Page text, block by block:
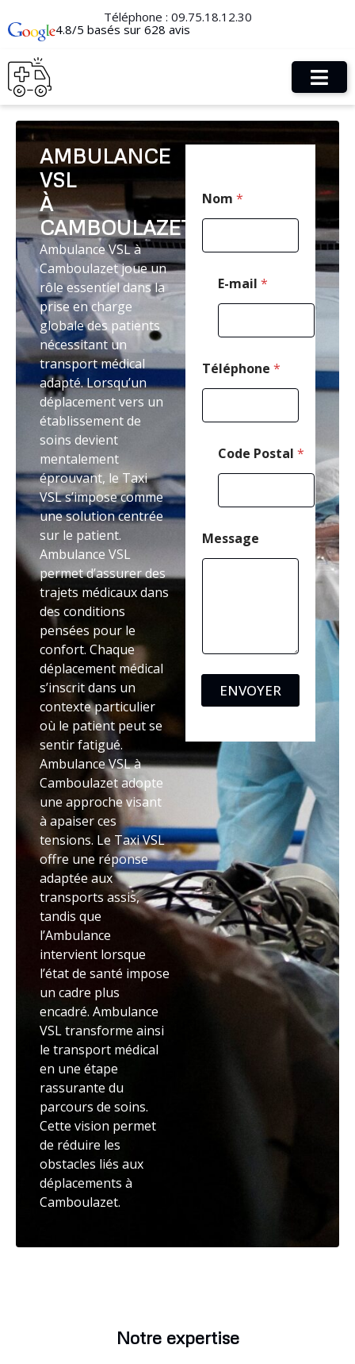
Téléphone : 09.75.18.12.30
4.8/5 basés sur 628 avis
AMBULANCE
VSL
À
CAMBOULAZET
Ambulance VSL à
Camboulazet joue un
rôle essentiel dans la
prise en charge
globale des patients
nécessitant un
transport médical
adapté. Lorsqu’un
déplacement vers un
établissement de
soins devient
mentalement
éprouvant, le Taxi
VSL s’impose comme
une solution centrée
sur le patient.
Ambulance VSL
permet d’assurer des
trajets médicaux dans
des conditions
pensées pour le
confort. Chaque
déplacement médical
s’inscrit dans un
contexte particulier
où le patient peut se
sentir fatigué.
Ambulance VSL à
Camboulazet adopte
une approche visant
à apaiser ces
tensions. Le Taxi VSL
offre une réponse
adaptée aux
transports assis,
tandis que
l’Ambulance
intervient lorsque
l’état de santé impose
un cadre plus
encadré. Ambulance
VSL transforme ainsi
le transport médical
en une étape
rassurante du
parcours de soins.
Cette vision permet
de réduire les
obstacles liés aux
déplacements à
Camboulazet.
Nom *
E-mail *
Téléphone *
*
T
é
l
é
p
h
o
n
e
Code Postal *
Message
ENVOYER
Notre expertise